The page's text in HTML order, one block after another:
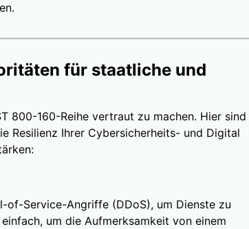
für staatliche und
800-160-Reihe vertraut zu machen. Hier sind
Resilienz Ihrer Cybersicherheits- und Digital
Service-Angriffe (DDoS), um Dienste zu
um die Aufmerksamkeit von einem